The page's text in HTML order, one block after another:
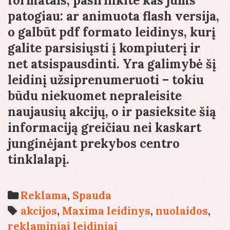
patogiau: ar animuota flash versija,
o galbūt pdf formato leidinys, kurį
galite parsisiųsti į kompiuterį ir
net atsispausdinti. Yra galimybė šį
leidinį užsiprenumeruoti – tokiu
būdu niekuomet nepraleisite
naujausių akcijų, o ir pasieksite šią
informaciją greičiau nei kaskart
junginėjant prekybos centro
tinklalapį.
Categories
Reklama, Spauda
Tags
akcijos, Maxima leidinys,nuolaidos,
reklaminiai leidiniai